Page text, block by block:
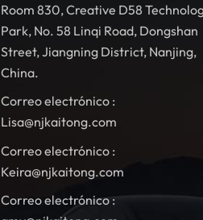
Room 830, Creative D58
Park, No. 58 Linqi Road, Dongshan
Street, Jiangning District, Nanjing,
China.
Correo electrónico :
Lisa@njkaitong.com
Correo electrónico :
Keira@njkaitong.com
Correo electrónico :